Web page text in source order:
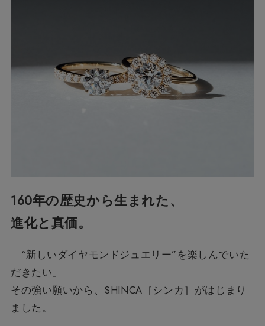
160年の歴史から生まれた、
進化と真価。
「“新しいダイヤモンドジュエリー”を楽しんでいた
だきたい」
その強い願いから、SHINCA［シンカ］がはじまり
ました。